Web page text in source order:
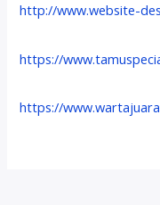
http://www.website-
https://
https://